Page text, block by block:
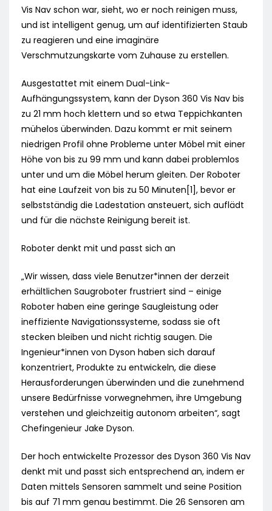
Vis Nav schon war, sieht, wo er noch reinigen muss,
und ist intelligent genug, um auf identifizierten Staub
zu reagieren und eine imaginäre
Verschmutzungskarte vom Zuhause zu erstellen.
Ausgestattet mit einem Dual-Link-
Aufhängungssystem, kann der Dyson 360 Vis Nav bis
zu 21 mm hoch klettern und so etwa Teppichkanten
mühelos überwinden. Dazu kommt er mit seinem
niedrigen Profil ohne Probleme unter Möbel mit einer
Höhe von bis zu 99 mm und kann dabei problemlos
unter und um die Möbel herum gleiten. Der Roboter
hat eine Laufzeit von bis zu 50 Minuten[1], bevor er
selbstständig die Ladestation ansteuert, sich auflädt
und für die nächste Reinigung bereit ist.
Roboter denkt mit und passt sich an
„Wir wissen, dass viele Benutzer*innen der derzeit
erhältlichen Saugroboter frustriert sind – einige
Roboter haben eine geringe Saugleistung oder
ineffiziente Navigationssysteme, sodass sie oft
stecken bleiben und nicht richtig saugen. Die
Ingenieur*innen von Dyson haben sich darauf
konzentriert, Produkte zu entwickeln, die diese
Herausforderungen überwinden und die zunehmend
unsere Bedürfnisse vorwegnehmen, ihre Umgebung
verstehen und gleichzeitig autonom arbeiten“, sagt
Chefingenieur Jake Dyson.
Der hoch entwickelte Prozessor des Dyson 360 Vis Nav
denkt mit und passt sich entsprechend an, indem er
Daten mittels Sensoren sammelt und seine Position
bis auf 71 mm genau bestimmt. Die 26 Sensoren am